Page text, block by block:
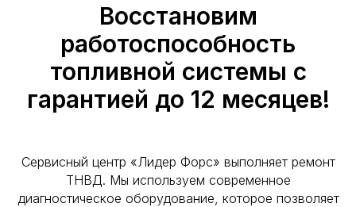
Восстановим
работоспособность
топливной системы с
гарантией до 12 месяцев!
Сервисный центр «Лидер Форс» выполняет ремонт
ТНВД. Мы используем современное
диагностическое оборудование, которое позволяет